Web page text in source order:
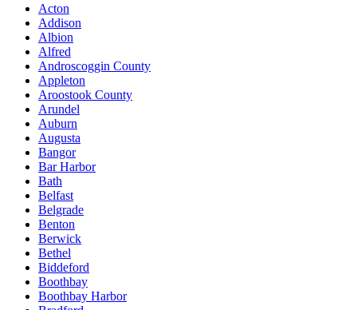
Acton
Addison
Albion
Alfred
Androscoggin County
Appleton
Aroostook County
Arundel
Auburn
Augusta
Bangor
Bar Harbor
Bath
Belfast
Belgrade
Benton
Berwick
Bethel
Biddeford
Boothbay
Boothbay Harbor